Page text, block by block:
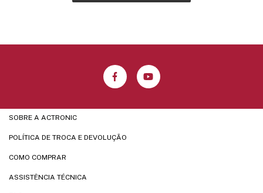
SOBRE A ACTRONIC
POLÍTICA DE TROCA E DEVOLUÇÃO
COMO COMPRAR
ASSISTÊNCIA TÉCNICA